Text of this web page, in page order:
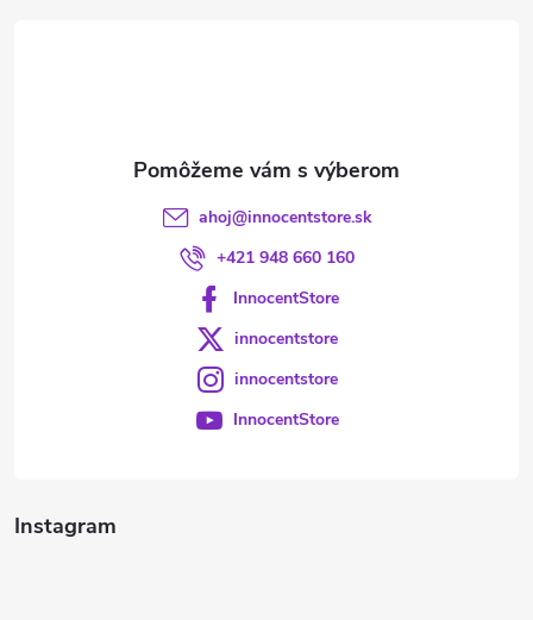
Instagram
ahoj@innocentstore.sk
+421 948 660 160
InnocentStore
innocentstore
innocentstore
InnocentStore